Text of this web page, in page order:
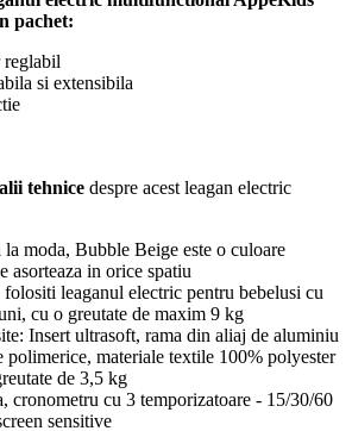
pachet:
reglabil
si extensibila
tehnice despre acest leagan electric
la moda, Bubble Beige este o culoare
asorteaza in orice spatiu
folositi leaganul electric pentru bebelusi cu
cu o greutate de maxim 9 kg
Insert ultrasoft, rama din aliaj de aluminiu
polimerice, materiale textile 100% polyester
de 3,5 kg
cronometru cu 3 temporizatoare - 15/30/60
sensitive